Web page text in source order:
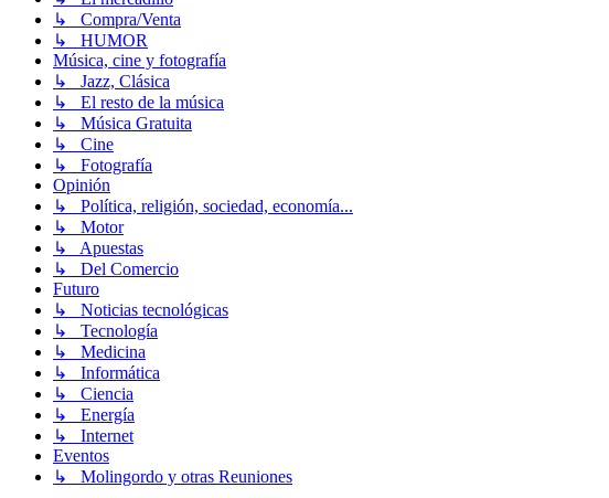
↳ Compra/Venta
↳ HUMOR
Música, cine y fotografía
↳ Jazz, Clásica
↳ El resto de la música
↳ Música Gratuita
↳ Cine
↳ Fotografía
Opinión
↳ Política, religión, sociedad, economía...
↳ Motor
↳ Apuestas
↳ Del Comercio
Futuro
↳ Noticias tecnológicas
↳ Tecnología
↳ Medicina
↳ Informática
↳ Ciencia
↳ Energía
↳ Internet
Eventos
↳ Molingordo y otras Reuniones